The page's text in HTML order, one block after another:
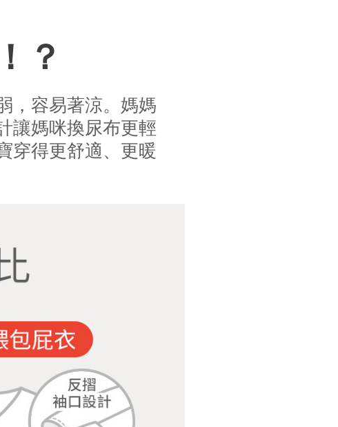
？
，容易著涼。媽媽
讓媽咪換尿布更輕
穿得更舒適、更暖